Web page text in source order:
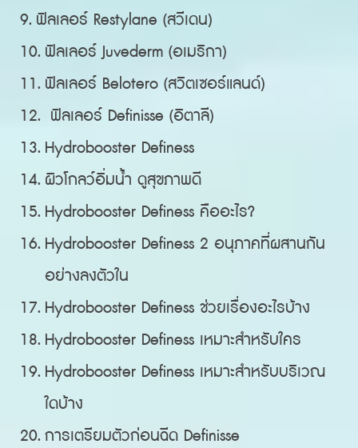
ฟิลเลอร์ Restylane (สวีเดน)
ฟิลเลอร์ Juvederm (อเมริกา)
ฟิลเลอร์ Belotero (สวิตเซอร์แลนด์)
ฟิลเลอร์ Definisse (อิตาลี)
Hydrobooster Definess
ผิวโกลว์อิ่มน้ำ ดูสุขภาพดี
Hydrobooster Definess คืออะไร?
Hydrobooster Definess 2 อนุภาคที่ผสานกัน
อย่างลงตัวใน
Hydrobooster Definess ช่วยเรื่องอะไรบ้าง
Hydrobooster Definess เหมาะสำหรับใคร
Hydrobooster Definess เหมาะสำหรับบริเวณ
ใดบ้าง
การเตรียมตัวก่อนฉีด Definisse